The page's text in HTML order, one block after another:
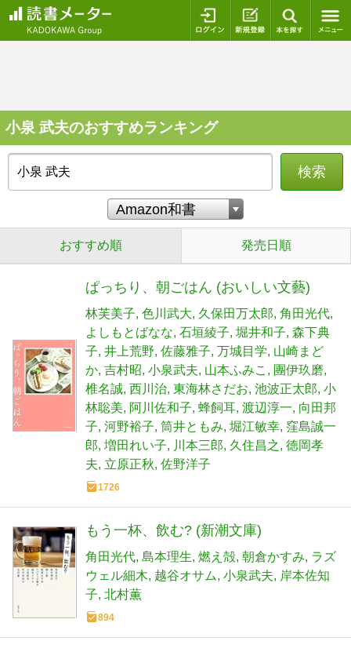
ログイン 新規登録
小泉 武夫のおすすめランキング
検索
おすすめ順 発売日順
ぱっちり、朝ごはん (おいしい文藝)
林芙美子 色川武大 久保田万太郎 角田光代
よしもとばなな 石垣綾子 堀井和子 森下典
子 井上荒野 佐藤雅子 万城目学 山崎まど
か 吉村昭 小泉武夫 山本ふみこ
團伊玖磨
椎名誠 西川治 東海林さだお 池波正太郎 小
林聡美
阿川佐和子 蜂飼耳 渡辺淳一 向田邦
子 河野裕子 筒井ともみ 堀江敏幸 窪島誠一
郎 増田れい子 川本三郎 久住昌之 徳岡孝
夫 立原正秋 佐野洋子
1726
もう一杯、飲む? (新潮文庫)
角田光代 島本理生 燃え殻 朝倉かすみ ラズ
ウェル細木 越谷オサム 小泉武夫
岸本佐知
子 北村薫
894